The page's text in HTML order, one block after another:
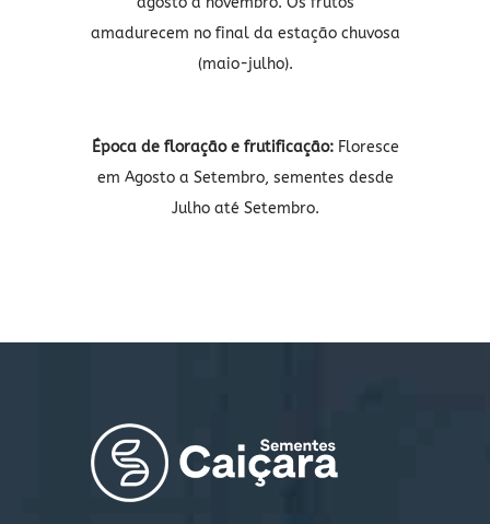
amadurecem no final da estação chuvosa
(maio-julho).
Época de floração e frutificação: Floresce
em Agosto a Setembro, sementes desde
Julho até Setembro.